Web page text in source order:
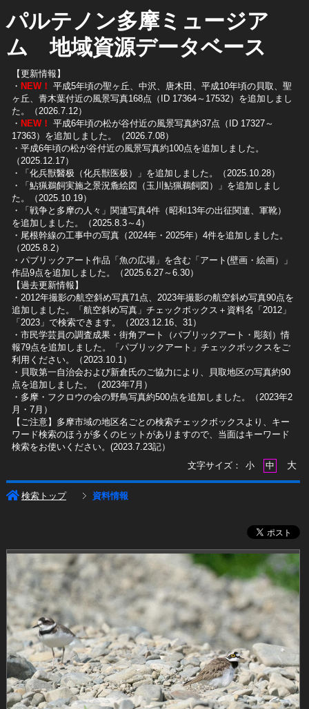
パルテノン多摩ミュージア
ム 地域資源データベース
【更新情報】
・ NEW！ 平成5年頃の聖ヶ丘、中沢、唐木田、平成10年頃の貝取、聖
ヶ丘、青木葉付近の風景写真168点（ID 17364～17532）を追加しまし
た。（2026.7.12）
・ NEW！ 平成6年頃の松が谷付近の風景写真約37点（ID 17327～
17363）を追加しました。（2026.7.08）
・平成6年頃の松が谷付近の風景写真約100点を追加しました。
（2025.12.17）
・「化兵獣醫极（化兵獣医极）」を追加しました。（2025.10.28）
・「鮎猟鵜飼実施之景況麁絵図（玉川鮎猟鵜飼図）」を追加しまし
た。（2025.10.19）
​・「戦争と多摩の人々」関連写真4件（昭和13年の出征関連、軍靴）
を追加しました。（2025.8.3～4）
​・尾根幹線の工事中の写真（2024年・2025年）4件を追加しました。
（2025.8.2）
​・パブリックアート作品「魚の広場」を含む「アート(壁画・絵画）」
作品9点を追加しました。（2025.6.27～6.30）
【過去更新情報】
・2012年撮影の航空斜め写真71点、2023年撮影の航空斜め写真90点を
追加しました。「航空斜め写真」チェックボックス＋資料名「2012」
「2023」で検索できます。（2023.12.16、31）
​・市民学芸員の調査成果・街角アート（パブリックアート・彫刻）情
報79点を追加しました。「パブリックアート」チェックボックスをご
利用ください。（2023.10.1）
・貝取第一自治会および新倉氏のご協力により、貝取地区の写真約90
点を追加しました。（2023年7月）
・多摩・フクロウの会の野鳥写真約500点を追加しました。（2023年2
月・7月）
【ご注意】多摩市域の地区名ごとの検索チェックボックスより、キー
ワード検索のほうが多くのヒットがありますので、当面はキーワード
検索をお使いください。(2023.7.23記）
文字サイズ：
小 中 大
検索トップ 資料情報